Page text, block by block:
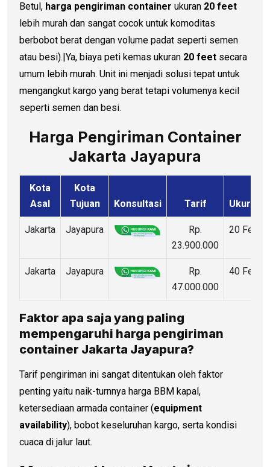
Betul, harga pengiriman container ukuran 20 feet
lebih murah dan sangat cocok untuk komoditas
berbobot berat dengan volume padat seperti semen
atau besi).|Ya, biaya peti kemas ukuran 20 feet secara
umum lebih murah. Unit ini menjadi solusi tepat untuk
mengangkut kargo yang berat tetapi volumenya kecil
seperti semen dan besi.
Harga Pengiriman Container
Jakarta Jayapura
Kota
Asal
Kota
Tujuan
Konsultasi Tarif Ukuran
Jakarta Jayapura
Rp.
23.900.000
20 Feet
Jakarta Jayapura
Rp.
47.000.000
40 Feet
Faktor apa saja yang paling
mempengaruhi harga pengiriman
container Jakarta Jayapura?
Tarif pengiriman ini sangat ditentukan oleh faktor
penting yaitu naik-turnnya harga BBM kapal,
ketersediaan armada container (equipment
availability), bobot keseluruhan kargo, serta kondisi
cuaca di jalur laut.